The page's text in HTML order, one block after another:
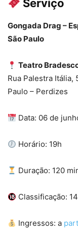
Serviço
Gongada Drag –
São Paulo
Teatro
Rua Palestra Itália,
Paulo – Perdizes
Data: 06 de
Horário: 19h
Duração: 120
Classificação:
Ingressos: a